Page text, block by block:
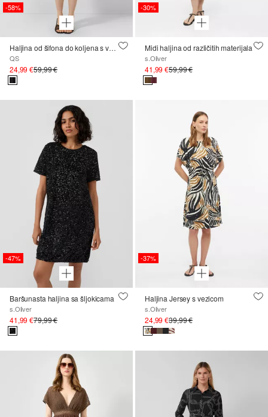
-58%
Haljina od šifona do koljena s volanima
QS
24,99 €59,99 €
-30%
Midi haljina od različitih materijala
s.Oliver
41,99 €59,99 €
-47%
Baršunasta haljina sa šljokicama
s.Oliver
41,99 €79,99 €
-37%
Haljina Jersey s vezicom
s.Oliver
24,99 €39,99 €